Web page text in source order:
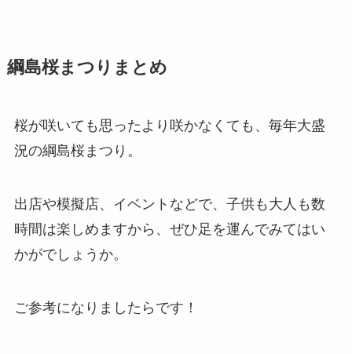
綱島桜まつりまとめ
桜が咲いても思ったより咲かなくても、毎年大盛
況の綱島桜まつり。
出店や模擬店、イベントなどで、子供も大人も数
時間は楽しめますから、ぜひ足を運んでみてはい
かがでしょうか。
ご参考になりましたらです！